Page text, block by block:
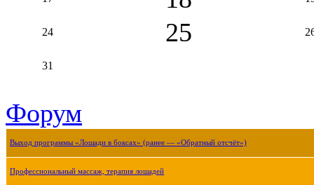
24 25
31
Форум
Выход программы «Лошади в боксах» (ранее — «Обратный отсчёт»)
Профессиональный массаж, терапия лошадей